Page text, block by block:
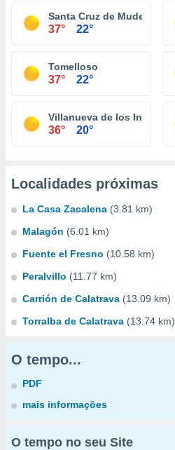
Santa Cruz de Mudela
37° 22°
Tomelloso
37° 22°
Villanueva de los Infantes
36° 20°
Localidades próximas
La Casa Zacalena (3.81 km)
Malagón (6.01 km)
Fuente el Fresno (10.58 km)
Peralvillo (11.77 km)
Carrión de Calatrava (13.09 km)
Torralba de Calatrava (13.74 km)
O tempo...
PDF
mais informações
O tempo no seu Site